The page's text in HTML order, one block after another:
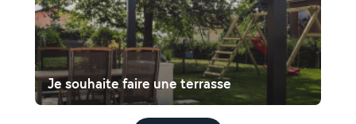
Je souhaite faire une terrasse